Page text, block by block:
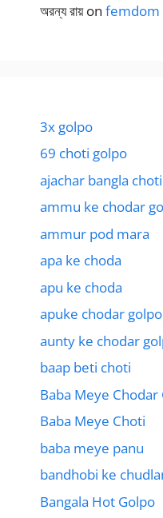
অরন্য রায়on femdom
3x golpo
69 choti golpo
ajachar bangla choti
ammu ke chodar
ammur pod mara
apa ke choda
apu ke choda
apuke chodar golpo
aunty ke chodar
baap beti choti
Baba Meye Chodar
Baba Meye Choti
baba meye panu
bandhobi ke
Bangala Hot Golpo